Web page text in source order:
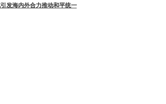
发海内外合力推动和平统一